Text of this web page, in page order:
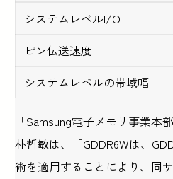
システムレベルI/O
ピン伝送速度
システムレベルの帯域幅
「Samsung電子メモリ事業本
朴哲敏は、「GDDR6Wは、
術を適用することにより、同